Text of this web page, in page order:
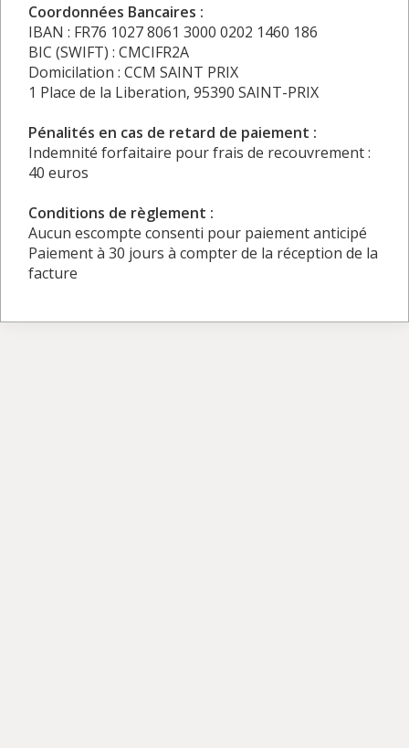
Coordonnées Bancaires :
IBAN : FR76 1027 8061 3000 0202 1460 186
BIC (SWIFT) : CMCIFR2A
Domicilation : CCM SAINT PRIX
1 Place de la Liberation, 95390 SAINT-PRIX
Pénalités en cas de retard de paiement :
Indemnité forfaitaire pour frais de recouvrement :
40 euros
Conditions de règlement :
Aucun escompte consenti pour paiement anticipé
Paiement à 30 jours à compter de la réception de la
facture